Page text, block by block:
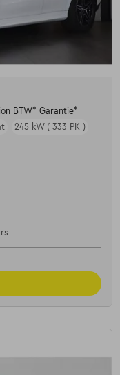
BTW* Garantie*
245 kW ( 333 PK )